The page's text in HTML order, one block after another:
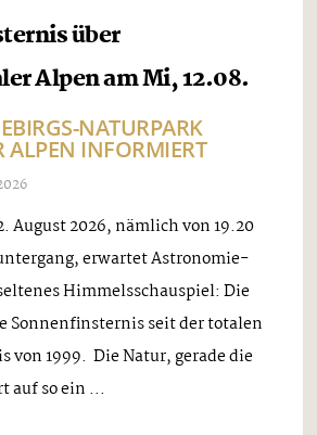
über
Alpen am Mi, 12.08.
NATURPARK
ALPEN INFORMIERT
August 2026, nämlich von 19.20
erwartet Astronomie-
Himmelsschauspiel: Die
Sonnenfinsternis seit der totalen
von 1999. Die Natur, gerade die
auf so ein ...